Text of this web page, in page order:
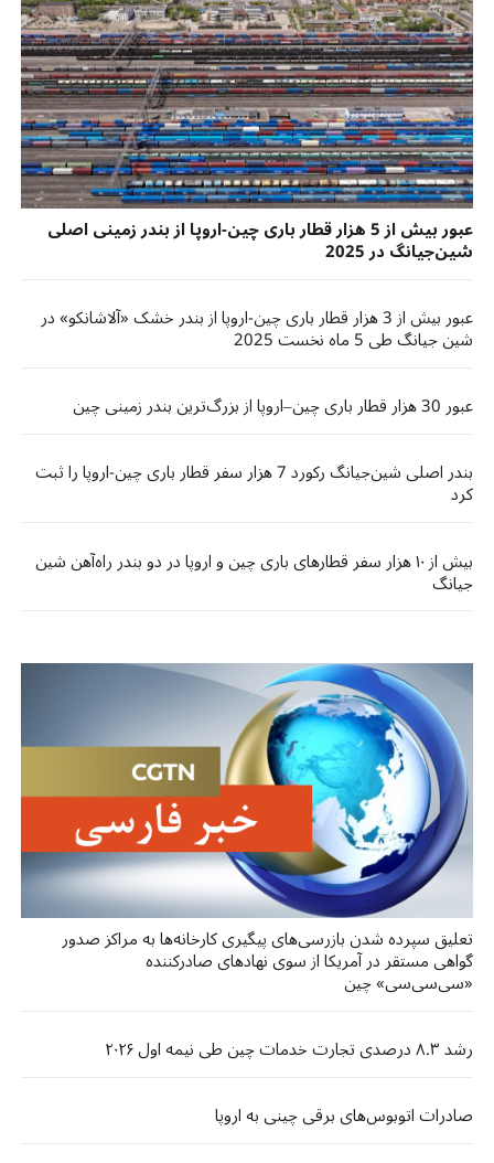
عبور بیش از 5 هزار قطار باری چین-اروپا از بندر زمینی اصلی
شین‌جیانگ در 2025
عبور بیش از 3 هزار قطار باری چین-اروپا از بندر خشک «آلاشانکو» در
شین جیانگ طی 5 ماه نخست 2025
عبور 30 هزار قطار باری چین–اروپا از بزرگ‌ترین بندر زمینی چین
بندر اصلی شین‌جیانگ رکورد 7 هزار سفر قطار باری چین-اروپا را ثبت
کرد
بیش از ۱۰ هزار سفر قطارهای باری چین و اروپا در دو بندر راه‌آهن شین‌
جیانگ
تعلیق سپرده شدن بازرسی‌های پیگیری کارخانه‌ها به مراکز صدور
گواهی مستقر در آمریکا از سوی نهادهای صادرکننده
«سی‌سی‌سی» چین
رشد ۸.۳ درصدی تجارت خدمات چین طی نیمه اول ۲۰۲۶
صادرات اتوبوس‌های برقی چینی به اروپا